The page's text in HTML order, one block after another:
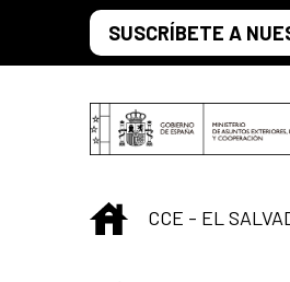
Skip to Main Content
SUSCRÍBETE A
INICIO
CCE - EL